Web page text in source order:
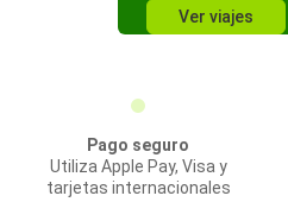
Ver viajes
Pago seguro
Utiliza Apple Pay, Visa y
tarjetas internacionales